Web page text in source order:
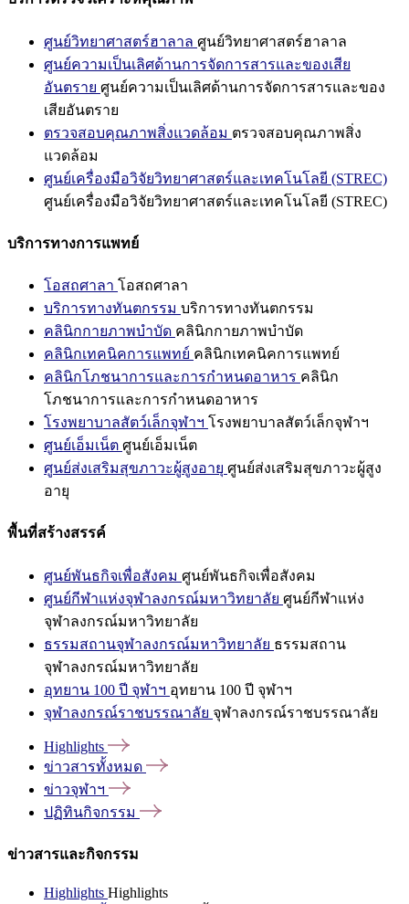
ศูนย์วิทยาศาสตร์ฮาลาล ศูนย์วิทยาศาสตร์ฮาลาล
ศูนย์ความเป็นเลิศด้านการจัดการสารและของเสีย
อันตราย ศูนย์ความเป็นเลิศด้านการจัดการสารและของ
เสียอันตราย
ตรวจสอบคุณภาพสิ่งแวดล้อม ตรวจสอบคุณภาพสิ่ง
แวดล้อม
ศูนย์เครื่องมือวิจัยวิทยาศาสตร์และเทคโนโลยี (STREC)
ศูนย์เครื่องมือวิจัยวิทยาศาสตร์และเทคโนโลยี (STREC)
บริการทางการแพทย์
โอสถศาลา โอสถศาลา
บริการทางทันตกรรม บริการทางทันตกรรม
คลินิกกายภาพบำบัด คลินิกกายภาพบำบัด
คลินิกเทคนิคการแพทย์ คลินิกเทคนิคการแพทย์
คลินิกโภชนาการและการกำหนดอาหาร คลินิก
โภชนาการและการกำหนดอาหาร
โรงพยาบาลสัตว์เล็กจุฬาฯ โรงพยาบาลสัตว์เล็กจุฬาฯ
ศูนย์เอ็มเน็ต ศูนย์เอ็มเน็ต
ศูนย์ส่งเสริมสุขภาวะผู้สูงอายุ ศูนย์ส่งเสริมสุขภาวะผู้สูง
อายุ
พื้นที่สร้างสรรค์
ศูนย์พันธกิจเพื่อสังคม ศูนย์พันธกิจเพื่อสังคม
ศูนย์กีฬาแห่งจุฬาลงกรณ์มหาวิทยาลัย ศูนย์กีฬาแห่ง
จุฬาลงกรณ์มหาวิทยาลัย
ธรรมสถานจุฬาลงกรณ์มหาวิทยาลัย ธรรมสถาน
จุฬาลงกรณ์มหาวิทยาลัย
อุทยาน 100 ปี จุฬาฯ อุทยาน 100 ปี จุฬาฯ
จุฬาลงกรณ์ราชบรรณาลัย จุฬาลงกรณ์ราชบรรณาลัย
Highlights
ข่าวสารทั้งหมด
ข่าวจุฬาฯ
ปฏิทินกิจกรรม
ข่าวสารและกิจกรรม
Highlights Highlights